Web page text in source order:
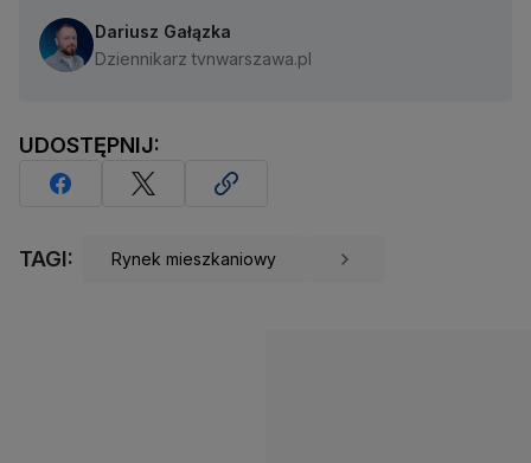
Dariusz Gałązka
Dziennikarz tvnwarszawa.pl
UDOSTĘPNIJ:
TAGI: Rynek mieszkaniowy